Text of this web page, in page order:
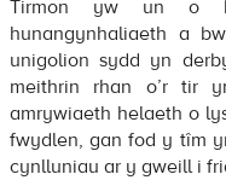
Tirmon yw un o
hunangynhaliaeth a
unigolion sydd yn
meithrin rhan o’r tir
amrywiaeth helaeth o
fwydlen, gan fod y tîm
cynlluniau ar y gweill i